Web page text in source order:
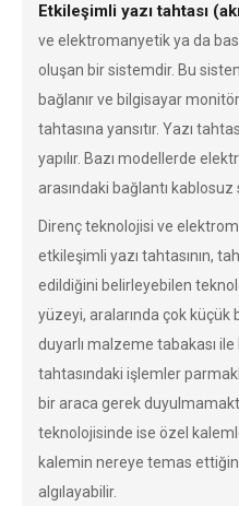
Etkileşimli yazı tahtası
ve elektromanyetik ya da
oluşan bir sistemdir. Bu
bağlanır ve bilgisayar
tahtasına yansıtır. Yazı
yapılır. Bazı modellerde
arasındaki bağlantı kablosuz
Direnç teknolojisi ve
etkileşimli yazı tahtasının,
edildiğini belirleyebilen
yüzeyi, aralarında çok küçük
duyarlı malzeme tabakası ile
tahtasındaki işlemler
bir araca gerek
teknolojisinde ise özel
kalemin nereye temas
algılayabilir.